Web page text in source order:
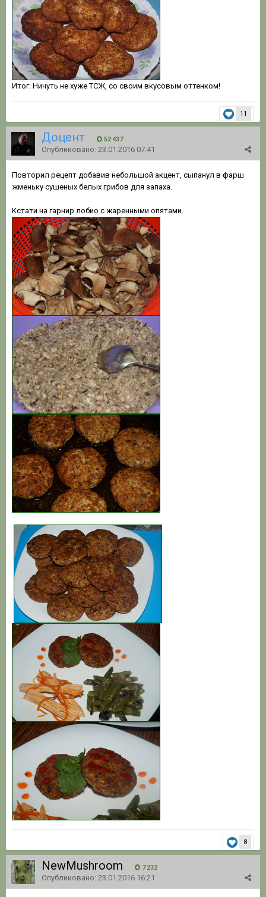
Итог: Ничуть не хуже ТСЖ, со своим вкусовым оттенком!
11
Доцент 52 437
Опубликовано: 23.01.2016 07:41
Повторил рецепт добавив небольшой акцент, сыпанул в фарш
жменьку сушеных белых грибов для запаха.
Кстати на гарнир лобио с жаренными опятами.
8
NewMushroom 7 232
Опубликовано: 23.01.2016 16:21